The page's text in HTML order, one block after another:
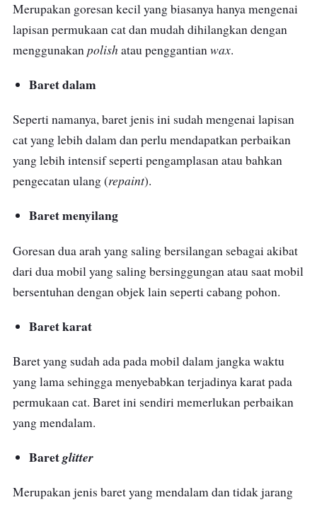
Merupakan goresan kecil yang biasanya hanya mengenai
lapisan permukaan cat dan mudah dihilangkan dengan
menggunakanpolish atau penggantianwax.
Baret dalam
Seperti namanya, baret jenis ini sudah mengenai lapisan
cat yang lebih dalam dan perlu mendapatkan perbaikan
yang lebih intensif seperti pengamplasan atau bahkan
pengecatan ulang (repaint).
Baret menyilang
Goresan dua arah yang saling bersilangan sebagai akibat
dari dua mobil yang saling bersinggungan atau saat mobil
bersentuhan dengan objek lain seperti cabang pohon.
Baret karat
Baret yang sudah ada pada mobil dalam jangka waktu
yang lama sehingga menyebabkan terjadinya karat pada
permukaan cat. Baret ini sendiri memerlukan perbaikan
yang mendalam.
Baretglitter
Merupakan jenis baret yang mendalam dan tidak jarang